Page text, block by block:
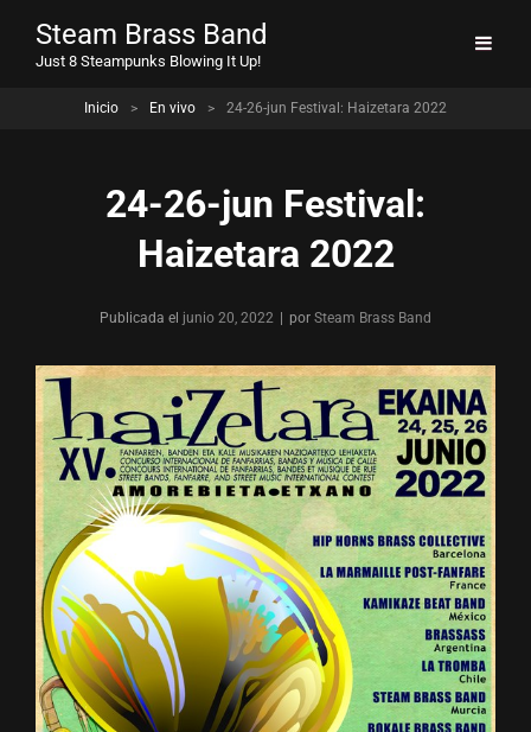
Steam Brass Band
Just 8 Steampunks Blowing It Up!
Inicio > En vivo > 24-26-jun Festival: Haizetara 2022
24-26-jun Festival:
Haizetara 2022
Publicada el junio 20, 2022 por Byline
Steam Brass Band